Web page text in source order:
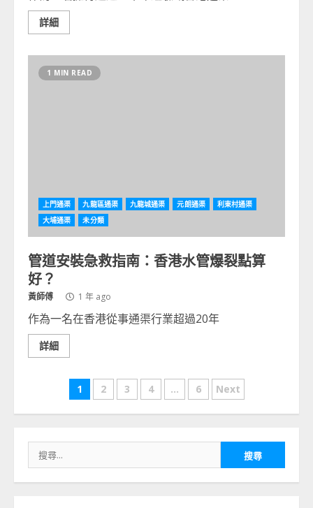
詳細
1 MIN READ
上門通渠 九龍區通渠 九龍城通渠 元朗通渠
利東村通渠
大埔通渠
未分類
管道安裝急救指南：香港水管爆裂點算
好？
黃師傅 1 年 ago
作為一名在香港從事通渠行業超過20年
詳細
文
章
分
頁
1 2 3 4 ... 6 Next
尋
關